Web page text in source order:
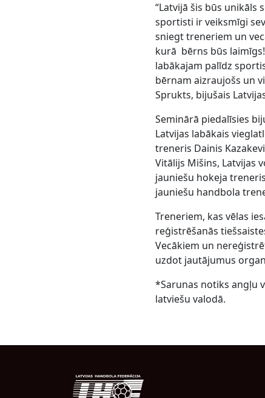
“Latvijā šis būs
sportisti ir veiksmīgi
sniegt treneriem un
kurā bērns būs
labākajam palīdz
bērnam aizraujošs un
Sprukts, bijušais
Seminārā piedalīsies
Latvijas labākais
treneris Dainis
Vitālijs Mišins, Latvijas
jauniešu hokeja
jauniešu handbola
Treneriem, kas vēlas
reģistrēšanās
Vecākiem un
uzdot jautājumus
*Sarunas notiks angļu
latviešu valodā.